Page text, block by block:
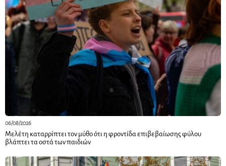
06/08/2026
Μελέτη καταρρίπτει τον μύθο ότι η φροντίδα επιβεβαίωσης φύλου
βλάπτει τα οστά των παιδιών